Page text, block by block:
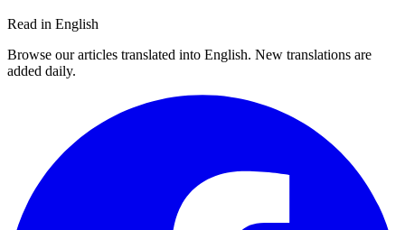
Read in English
Browse our articles translated into English. New translations are
added daily.